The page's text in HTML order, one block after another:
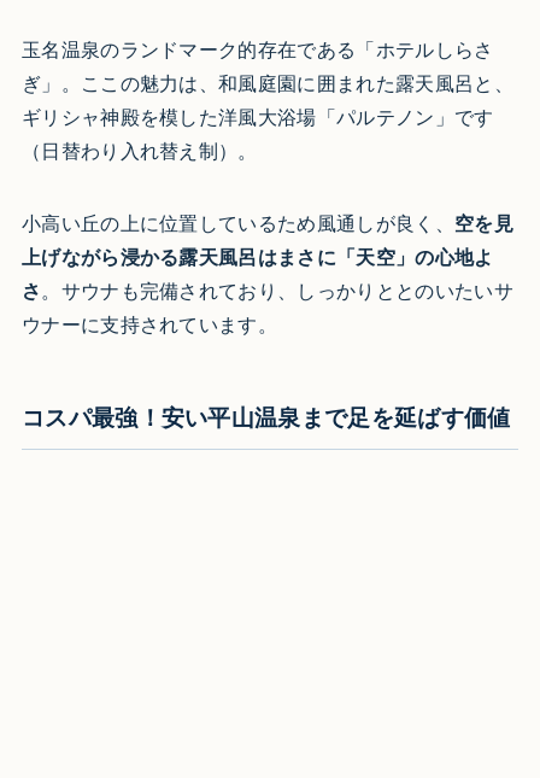
玉名温泉のランドマーク的存在である「ホテルしらさ
ぎ」。ここの魅力は、和風庭園に囲まれた露天風呂と、
ギリシャ神殿を模した洋風大浴場「パルテノン」です
（日替わり入れ替え制）。
小高い丘の上に位置しているため風通しが良く、 空を見
上げながら浸かる露天風呂はまさに「天空」の心地よ
さ。サウナも完備されており、しっかりととのいたいサ
ウナーに支持されています。
コスパ最強！安い平山温泉まで足を延ばす価値